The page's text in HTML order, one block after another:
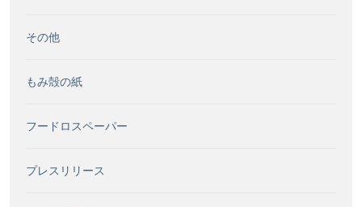
その他
もみ殻の紙
フードロスペーパー
プレスリリース